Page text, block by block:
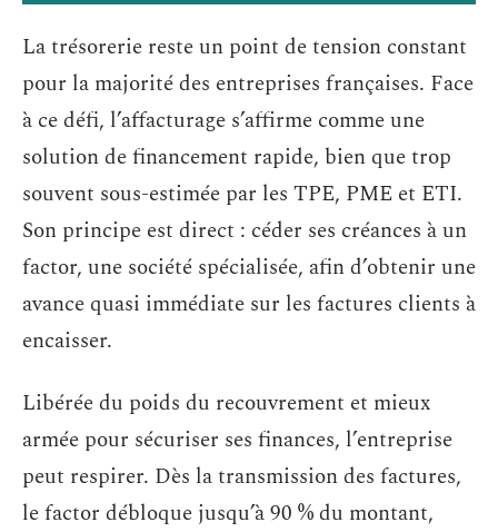
La trésorerie reste un point de tension constant
pour la majorité des entreprises françaises. Face
à ce défi, l’affacturage s’affirme comme une
solution de financement rapide, bien que trop
souvent sous-estimée par les TPE, PME et ETI.
Son principe est direct : céder ses créances à un
factor, une société spécialisée, afin d’obtenir une
avance quasi immédiate sur les factures clients à
encaisser.
Libérée du poids du recouvrement et mieux
armée pour sécuriser ses finances, l’entreprise
peut respirer. Dès la transmission des factures,
le factor débloque jusqu’à 90 % du montant,